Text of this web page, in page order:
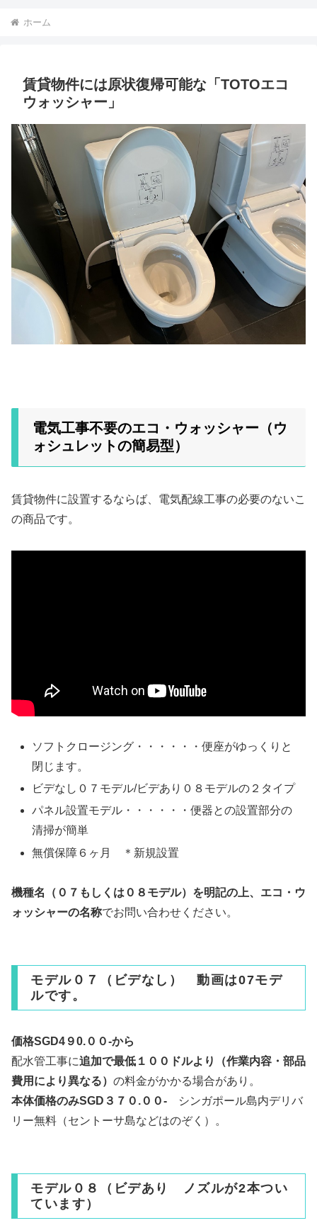
ホーム
賃貸物件には原状復帰可能な「TOTOエコ
ウォッシャー」
電気工事不要のエコ・ウォッシャー（ウ
ォシュレットの簡易型）
賃貸物件に設置するならば、電気配線工事の必要のないこ
の商品です。
ソフトクロージング・・・・・・便座がゆっくりと
閉じます。
ビデなし０７モデル/ビデあり０８モデルの２タイプ
パネル設置モデル・・・・・・便器との設置部分の
清掃が簡単
無償保障６ヶ月 ＊新規設置
機種名（０７もしくは０８モデル）を明記の上、エコ・ウ
ォッシャーの名称でお問い合わせください。
モデル０７（ビデなし） 動画は07モデ
ルです。
価格SGD4９0.００-から
配水管工事に追加で最低１００ドルより（作業内容・部品
費用により異なる） の料金がかかる場合があり。
本体価格のみSGD３７０.００- シンガポール島内デリバ
リー無料（セントーサ島などはのぞく）。
モデル０８（ビデあり ノズルが2本つい
ています）